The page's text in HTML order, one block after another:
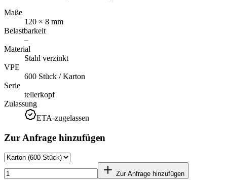
Maße
120 × 8 mm
Belastbarkeit
–
Material
Stahl verzinkt
VPE
600 Stück / Karton
Serie
tellerkopf
Zulassung
ETA-zugelassen
Zur Anfrage hinzufügen
Zur Anfrage hinzufügen